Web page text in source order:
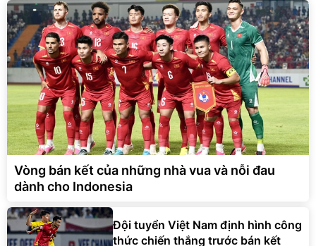
Vòng bán kết của những nhà vua và nỗi đau
dành cho Indonesia
Đội tuyển Việt Nam định hình công
thức chiến thắng trước bán kết